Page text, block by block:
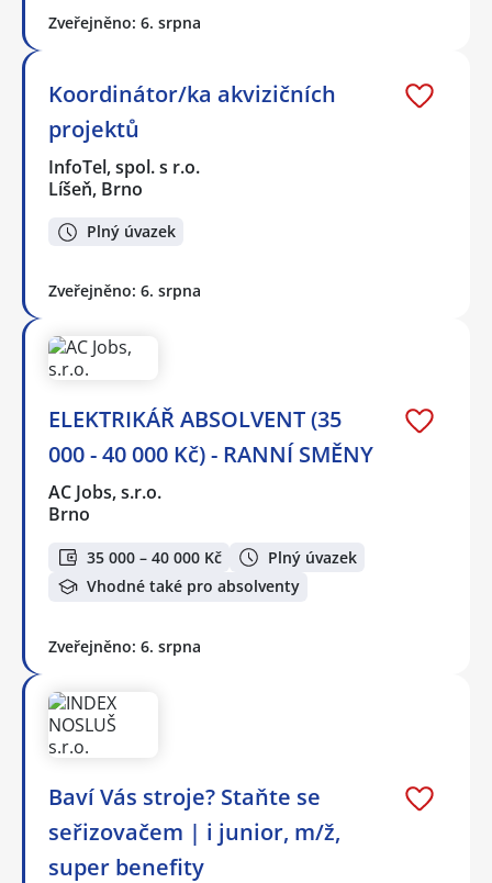
Zveřejněno: 6. srpna
Koordinátor/ka akvizičních
projektů
InfoTel, spol. s r.o.
Líšeň, Brno
Plný úvazek
Zveřejněno: 6. srpna
ELEKTRIKÁŘ ABSOLVENT (35
000 - 40 000 Kč) - RANNÍ SMĚNY
AC Jobs, s.r.o.
Brno
35 000 – 40 000 Kč
Plný úvazek
Vhodné také pro absolventy
Zveřejněno: 6. srpna
Baví Vás stroje? Staňte se
seřizovačem | i junior, m/ž,
super benefity